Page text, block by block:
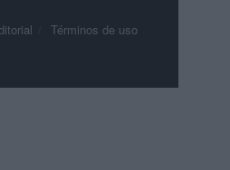
Términos de uso